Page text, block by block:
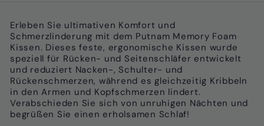
Erleben Sie ultimativen Komfort und
Schmerzlinderung mit dem Putnam Memory Foam
Kissen. Dieses feste, ergonomische Kissen wurde
speziell für Rücken- und Seitenschläfer entwickelt
und reduziert Nacken-, Schulter- und
Rückenschmerzen, während es gleichzeitig Kribbeln
in den Armen und Kopfschmerzen lindert.
Verabschieden Sie sich von unruhigen Nächten und
begrüßen Sie einen erholsamen Schlaf!